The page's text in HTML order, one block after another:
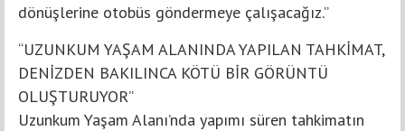
dönüşlerine otobüs göndermeye çalışacağız.”
“UZUNKUM YAŞAM ALANINDA YAPILAN TAHKİMAT,
DENİZDEN BAKILINCA KÖTÜ BİR GÖRÜNTÜ
OLUŞTURUYOR”
Uzunkum Yaşam Alanı’nda yapımı süren tahkimatın